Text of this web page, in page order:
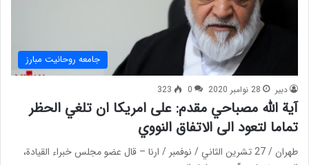
جامعه روحانیت مبارز
دبیر 28 نوامبر 2020 0
323
آیة الله مصباحي مقدم: على امريكا ان تلغي الحظر
تماما لتعود الى الاتفاق النووي
طهران / 27 تشرين الثاني / نوفمبر / ارنا – قال عضو مجلس خبراء القيادة،